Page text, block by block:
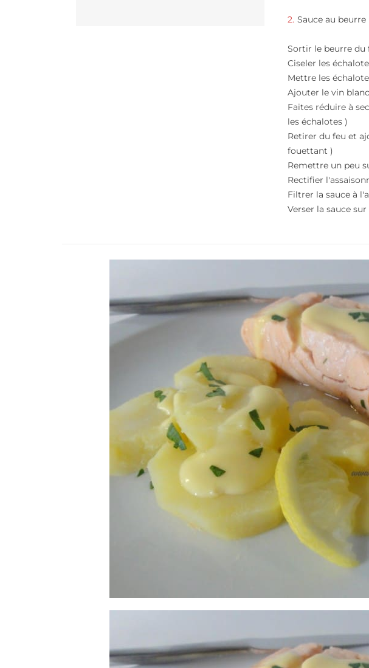
Sauce au beurre
Sortir le beurre du
Ciseler les
Mettre les
Ajouter le vin
Faites réduire à
les échalotes )
Retirer du feu et
fouettant )
Remettre un peu
Rectifier
Filtrer la sauce à
Verser la sauce